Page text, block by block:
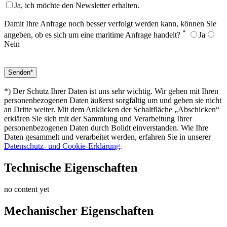
Ja, ich möchte den Newsletter erhalten.
Damit Ihre Anfrage noch besser verfolgt werden kann, können Sie
angeben, ob es sich um eine maritime Anfrage handelt? *
Ja
Nein
*) Der Schutz Ihrer Daten ist uns sehr wichtig. Wir gehen mit Ihren
personenbezogenen Daten äußerst sorgfältig um und geben sie nicht
an Dritte weiter. Mit dem Anklicken der Schaltfläche „Abschicken“
erklären Sie sich mit der Sammlung und Verarbeitung Ihrer
personenbezogenen Daten durch Bolidt einverstanden. Wie Ihre
Daten gesammelt und verarbeitet werden, erfahren Sie in unserer
Datenschutz- und Cookie-Erklärung.
Technische Eigenschaften
no content yet
Mechanischer Eigenschaften